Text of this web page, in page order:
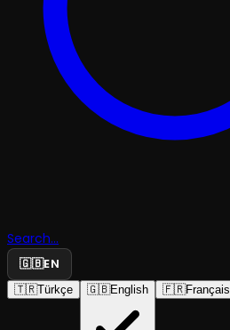
Search...
🇬🇧EN
🇹🇷Türkçe 🇬🇧English 🇫🇷Français